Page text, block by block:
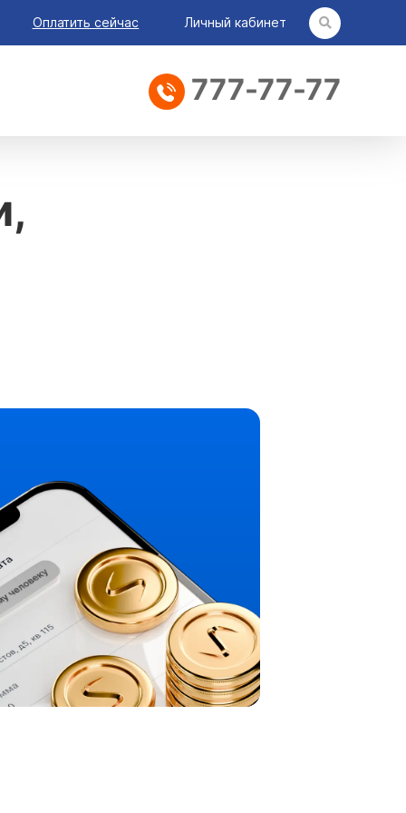
Оплатить сейчас Личный кабинет
777-77-77
системы
и отделения «Челиндбанка».